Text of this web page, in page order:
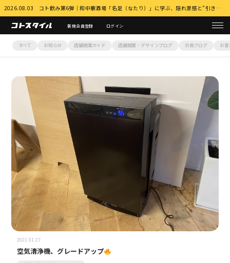
2026.08.03 コト飲み第6弾｜和中華酒場「名足（なたり）」に学ぶ、隠れ家感と”引き算”の店づくり 詳細はこちら
新規会員登録 ログイン
すべて お知らせ 店舗開業ガイド 店舗開業・デザインブログ 社長ブログ お
2021.01.27
空気清浄機、グレードアップ